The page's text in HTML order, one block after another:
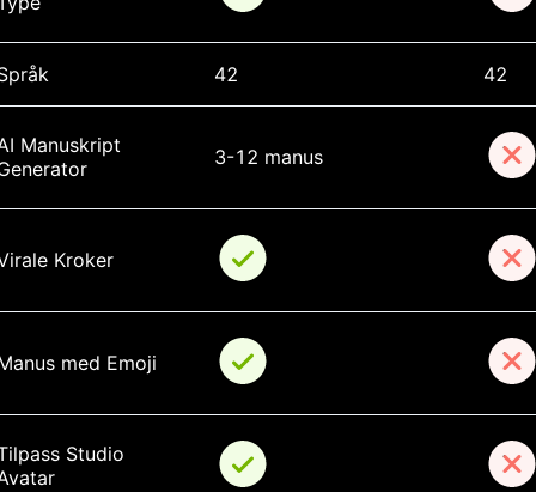
42 42
Manuskript
3-12 manus
Kroker
med Emoji
Studio